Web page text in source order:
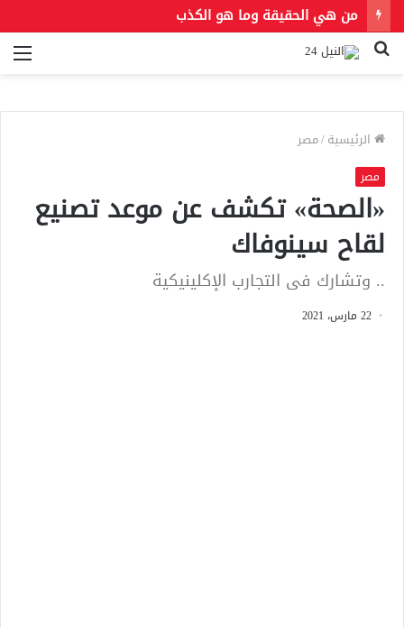
من هي الحقيقة وما هو الكذب
بحث
الرئيسية/مصر
مصر
«الصحة» تكشف عن موعد تصنيع
لقاح سينوفاك
.. وتشارك فى التجارب الإكلينيكية
22 مارس، 2021